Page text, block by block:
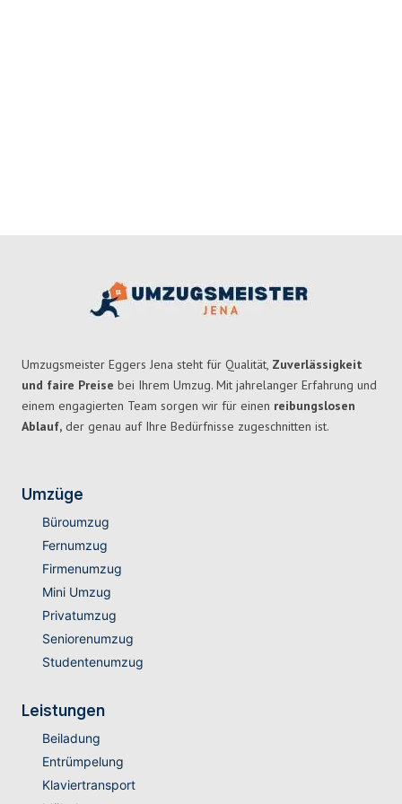
Umzugsmeister Eggers Jena steht für Qualität, Zuverlässigkeit
und faire Preise bei Ihrem Umzug. Mit jahrelanger Erfahrung und
einem engagierten Team sorgen wir für einen reibungslosen
Ablauf, der genau auf Ihre Bedürfnisse zugeschnitten ist.
Umzüge
Büroumzug
Fernumzug
Firmenumzug
Mini Umzug
Privatumzug
Seniorenumzug
Studentenumzug
Leistungen
Beiladung
Entrümpelung
Klaviertransport